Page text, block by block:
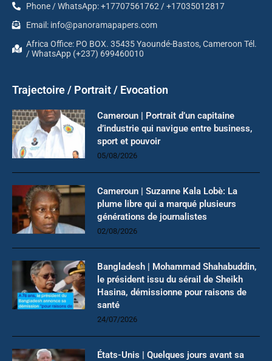
Phone / WhatsApp: +17707561762 / +17035012817
Email: info@panoramapapers.com
Africa Office: PO BOX. 35435 Yaoundé-Bastos, Cameroon Tél.
/ WhatsApp (+237) 699460010
Trajectoire / Portrait / Evocation
Cameroun | Portrait d’un capitaine
d’industrie qui navigue entre business,
sport et pouvoir
05/08/2026
Cameroun | Suzanne Kala Lobè: La
plume libre qui a marqué plusieurs
générations de journalistes
02/08/2026
Bangladesh | Mohammad Shahabuddin,
le président issu du sérail de Sheikh
Hasina, démissionne pour raisons de
santé
24/07/2026
États-Unis | Quelques jours avant sa